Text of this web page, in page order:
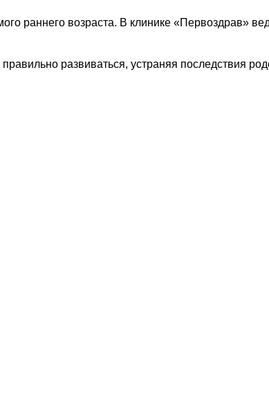
раннего возраста. В клинике «Первоздрав»
развиваться, устраняя последствия